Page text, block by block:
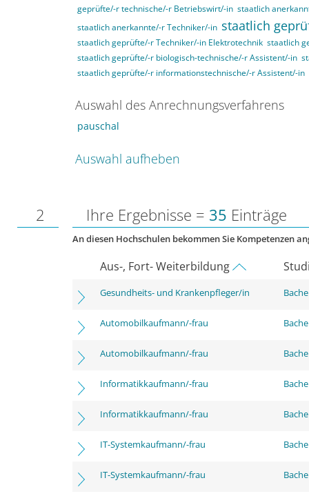
geprüfte/-r technische/-r Betriebswirt/-in staatlich
staatlich anerkannte/-r Techniker/-in staatlich
staatlich geprüfte/-r Techniker/-in Elektrotechnik staatlich
staatlich geprüfte/-r biologisch-technische/-r Assistent/-in
staatlich geprüfte/-r informationstechnische/-r Assistent/-in
Auswahl des Anrechnungsverfahrens
pauschal
Auswahl aufheben
2 Ihre Ergebnisse = 35 Einträge
An diesen Hochschulen bekommen Sie Kompetenzen
Aus-, Fort- Weiterbildung
Gesundheits- und Krankenpfleger/in
Automobilkaufmann/-frau
Automobilkaufmann/-frau
Informatikkaufmann/-frau
Informatikkaufmann/-frau
IT-Systemkaufmann/-frau
IT-Systemkaufmann/-frau